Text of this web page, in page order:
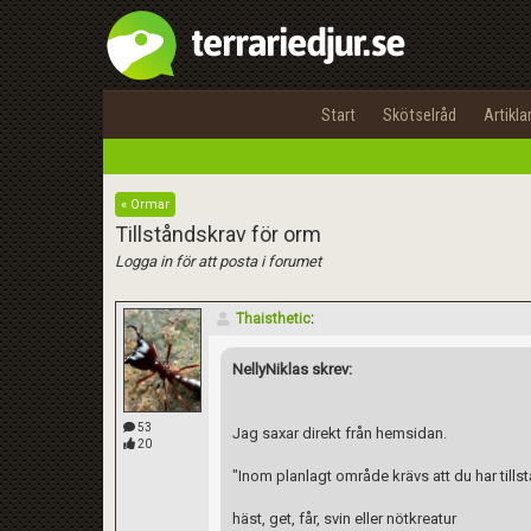
Start Skötselråd Artiklar
« Ormar
Tillståndskrav för orm
Logga in för att posta i forumet
53
20
Thaisthetic:
NellyNiklas skrev:
Jag saxar direkt från hemsidan.
"Inom planlagt område krävs att du har
häst, get, får, svin eller nötkreatur